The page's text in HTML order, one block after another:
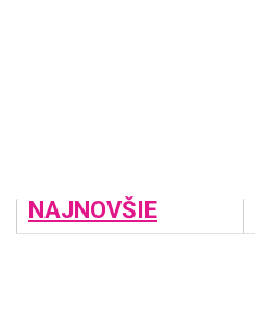
NAJNOVŠIE